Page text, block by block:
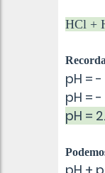
HCl +
pH =
pH = -
pH =